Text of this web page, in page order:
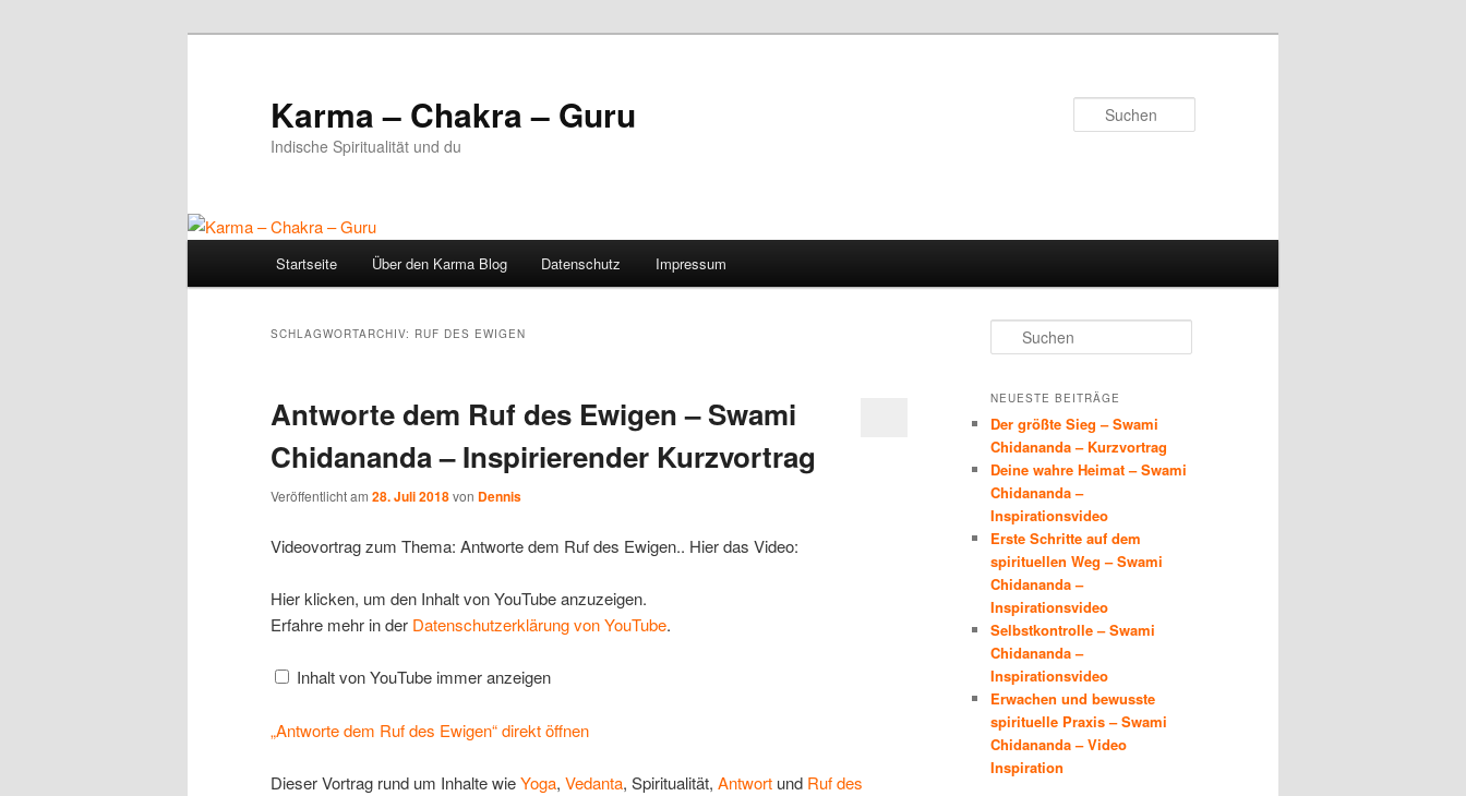
Karma – Chakra – Guru
Indische Spiritualität und du
Startseite Über den Karma Blog Datenschutz Impressum
SCHLAGWORTARCHIV: RUF DES EWIGEN
Antworte dem Ruf des Ewigen – Swami
Chidananda – Inspirierender Kurzvortrag
Veröffentlicht am 28. Juli 2018von Dennis
Videovortrag zum Thema: Antworte dem Ruf des Ewigen.. Hier das Video:
„Antworte
dem
Ruf
von
Hier klicken, um den Inhalt von YouTube anzuzeigen.
Erfahre mehr in der Datenschutzerklärung von YouTube.
Inhalt von YouTube immer anzeigen
„Antworte dem Ruf des Ewigen“ direkt öffnen
Dieser Vortrag rund um Inhalte wieYoga, Vedanta, Spiritualität, Antwort und Ruf des
u
h
n
NEUESTE BEITRÄGE
Der größte Sieg – Swami
Chidananda – Kurzvortrag
Deine wahre Heimat – Swami
Chidananda –
Inspirationsvideo
Erste Schritte auf dem
spirituellen Weg – Swami
Chidananda –
Inspirationsvideo
Selbstkontrolle – Swami
Chidananda –
Inspirationsvideo
Erwachen und bewusste
spirituelle Praxis – Swami
Chidananda – Video
Inspiration